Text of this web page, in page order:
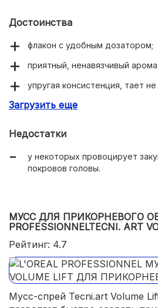
Достоинства
флакон с удобным дозатором;
приятный, ненавязчивый
упругая консистенция, тает
не оставляет следов на прядях;
Загрузить еще
Недостатки
у некоторых провоцирует
покровов головы.
МУСС ДЛЯ ПРИКОРНЕВОГО
PROFESSIONNELTECNI. ART
Рейтинг: 4.7
Мусс-спрей Tecni.art Volume